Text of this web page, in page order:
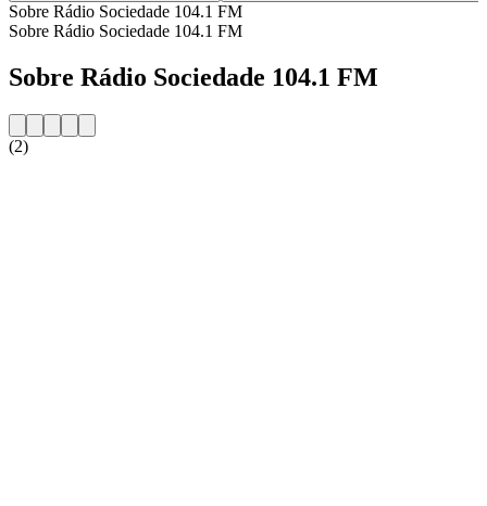
Sobre Rádio Sociedade 104.1 FM
Sobre Rádio Sociedade 104.1 FM
Sobre Rádio Sociedade 104.1 FM
(2)